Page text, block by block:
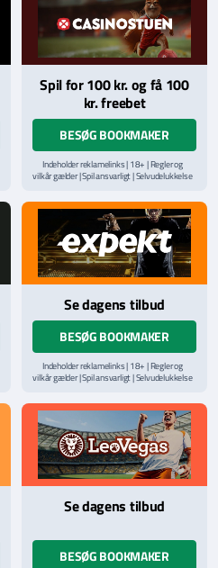
Spil for 100 kr. og få 100
kr. freebet
BESØG BOOKMAKER
Indeholder reklamelinks | 18+ | Regler og
vilkår gælder | Spil ansvarligt | Selvudelukkelse
hjælpelinje påStopSpillet.dk
Se dagens tilbud
BESØG BOOKMAKER
Indeholder reklamelinks | 18+ | Regler og
vilkår gælder | Spil ansvarligt | Selvudelukkelse
hjælpelinje påStopSpillet.dk
Læs vilkår og betingelserher
Se dagens tilbud
BESØG BOOKMAKER